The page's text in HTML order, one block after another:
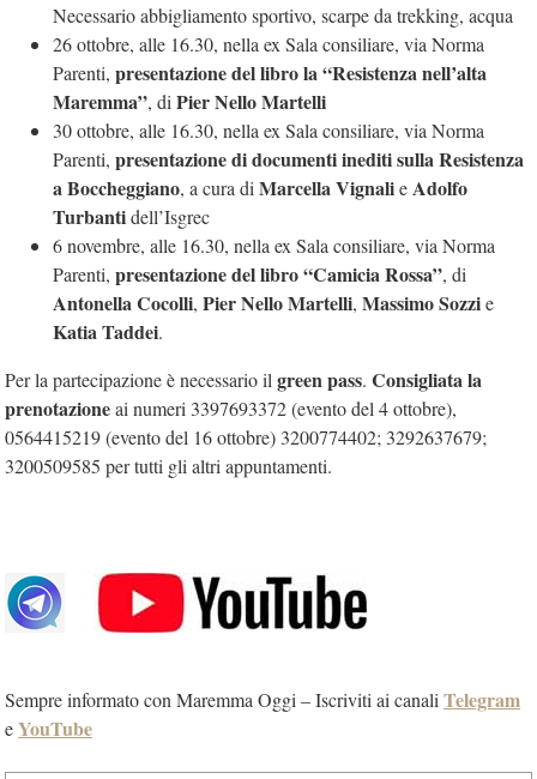
Necessario abbigliamento sportivo, scarpe da trekking, acqua
26 ottobre, alle 16.30, nella ex Sala consiliare, via Norma
Parenti, presentazione del libro la “Resistenza nell’alta
Maremma”, di Pier Nello Martelli
30 ottobre, alle 16.30, nella ex Sala consiliare, via Norma
Parenti, presentazione di documenti inediti sulla Resistenza
a Boccheggiano, a cura di Marcella VignalieAdolfo
Turbantidell’Isgrec
6 novembre, alle 16.30, nella ex Sala consiliare, via Norma
Parenti, presentazione del libro “Camicia Rossa”, di
Antonella Cocolli, Pier Nello Martelli, Massimo Sozzie
Katia Taddei.
Per la partecipazione è necessario il green pass. Consigliata la
prenotazioneai numeri 3397693372 (evento del 4 ottobre),
0564415219 (evento del 16 ottobre) 3200774402; 3292637679;
3200509585 per tutti gli altri appuntamenti.
Sempre informato con Maremma Oggi – Iscriviti ai canali Telegram
eYouTube